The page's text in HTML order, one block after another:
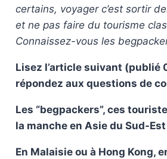
certains, voyager c’est sortir
et ne pas faire du tourisme
Connaissez-vous les
Lisez l’article suivant (publié
répondez aux questions de
Les “begpackers”, ces
la manche en Asie du Sud-Est
En Malaisie ou à Hong Kong,